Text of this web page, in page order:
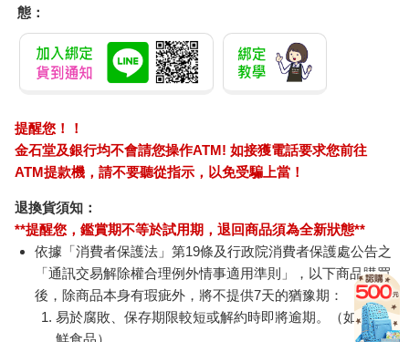
態：
提醒您！！
金石堂及銀行均不會請您操作ATM! 如接獲電話要求您前往
ATM提款機，請不要聽從指示，以免受騙上當！
退換貨須知：
**提醒您，鑑賞期不等於試用期，退回商品須為全新狀態**
依據「消費者保護法」第19條及行政院消費者保護處公告之
「通訊交易解除權合理例外情事適用準則」，以下商品購買
後，除商品本身有瑕疵外，將不提供7天的猶豫期：
易於腐敗、保存期限較短或解約時即將逾期。（如：生